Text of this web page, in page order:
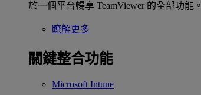
於一個平台暢享 TeamViewer 的全部功能。
瞭解更多
關鍵整合功能
Microsoft Intune